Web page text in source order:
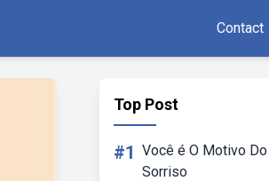
Contact
Top Post
#1 Você é O Motivo
Sorriso